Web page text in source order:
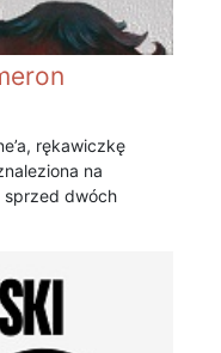
rękawiczkę
na
sprzed dwóch